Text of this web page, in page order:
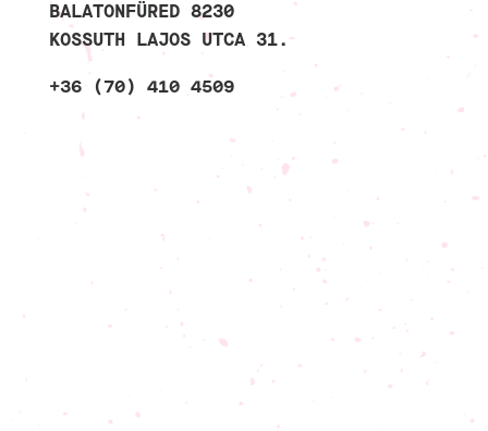
BALATONFÜRED 8230
KOSSUTH LAJOS UTCA 31.
+36 (70) 410 4509